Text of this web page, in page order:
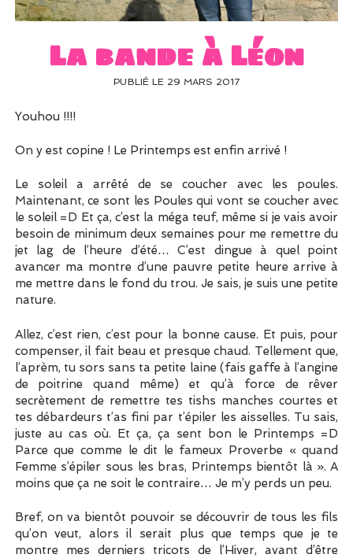
UN PEU DE DÉCO ?
UN SOUPÇON DE BRODERIE
La bande à Léon
PUBLIÉ LE 29 MARS 2017
Youhou !!!!
On y est copine ! Le Printemps est enfin arrivé !
Le soleil a arrêté de se coucher avec les poules.
Maintenant, ce sont les Poules qui vont se coucher avec
le soleil =D Et ça, c’est la méga teuf, même si je vais avoir
besoin de minimum deux semaines pour me remettre du
jet lag de l’heure d’été… C’est dingue à quel point
avancer ma montre d’une pauvre petite heure arrive à
me mettre dans le fond du trou. Je sais, je suis une petite
nature.
Allez, c’est rien, c’est pour la bonne cause. Et puis, pour
compenser, il fait beau et presque chaud. Tellement que,
l’aprèm, tu sors sans ta petite laine (fais gaffe à l’angine
de poitrine quand même) et qu’à force de rêver
secrètement de remettre tes tishs manches courtes et
tes débardeurs t’as fini par t’épiler les aisselles. Tu sais,
juste au cas où. Et ça, ça sent bon le Printemps =D
Parce que comme le dit le fameux Proverbe « quand
Femme s’épiler sous les bras, Printemps bientôt là ». A
moins que ça ne soit le contraire… Je m’y perds un peu.
Bref, on va bientôt pouvoir se découvrir de tous les fils
qu’on veut, alors il serait plus que temps que je te
montre mes derniers tricots de l’Hiver, avant d’être